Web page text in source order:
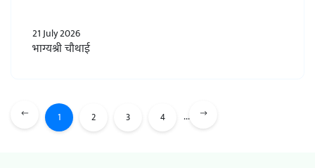
21 July 2026
भाग्यश्री चौथाई
1 2 3 4 ...